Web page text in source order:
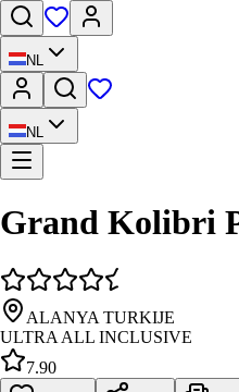
NL
NL
Grand Kolibri
ALANYA TURKIJE
ULTRA ALL INCLUSIVE
7.90